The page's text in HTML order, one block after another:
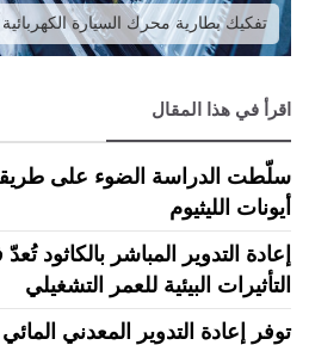
تفكيك بطارية محرك السيارة الكهربائية
اقرأ في هذا المقال
سلّطت الدراسة الضوء على
أيونات الليثيوم
إعادة التدوير المباشر بالكاثود
التأثيرات البيئية للعمر التشغيلي
توفر إعادة التدوير المعدني